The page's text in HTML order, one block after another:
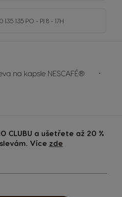
135 135 PO - PI 8 - 17H
CLUBU a ušetřete až 20 %
Více zde
na kapsle NESCAFÉ®